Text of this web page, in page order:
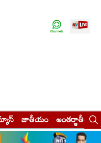
జాతీయం అంతర్జాతీయం